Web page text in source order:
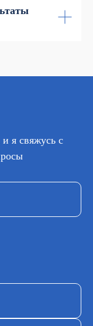
я свяжусь с